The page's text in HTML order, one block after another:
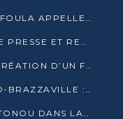
PRÉSIDENTIELLE 2026 : DAVE MAFOULA APPELLE LES CONGOLAIS À UN « NOUVEAU DÉPART »
LE CSLC RELANCE LES CARTES DE PRESSE ET RECONNAÎT OFFICIELLEMENT LES MÉDIAS EN LIGNE
MÉDIAS : LE CSLC ANNONCE LA CRÉATION D’UN FONDS D’APPUI À LA PRESSE
PRESIDENTIELLE 2026 AU CONGO-BRAZZAVILLE : UN CASTING ÉLARGI
LE CONGO PORTE SA VOIX À COTONOU DANS LA LUTTE CONTRE LA TUBERCULOSE